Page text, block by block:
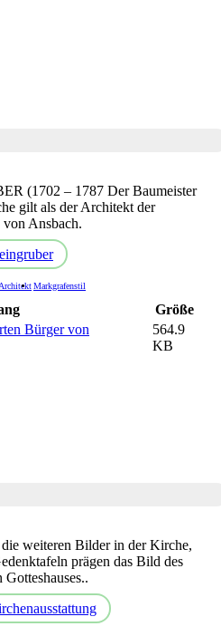
(1702 – 1787 Der Baumeister
gilt als der Architekt der
Ansbach.
ArchitektMarkgrafenstil
Größe
Bürger von
564.9
KB
weiteren Bilder in der Kirche,
prägen das Bild des